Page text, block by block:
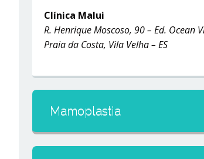
Clínica Malui
R. Henrique Moscoso, 90 – Ed. Ocean
Praia da Costa, Vila Velha – ES
Mamoplastia